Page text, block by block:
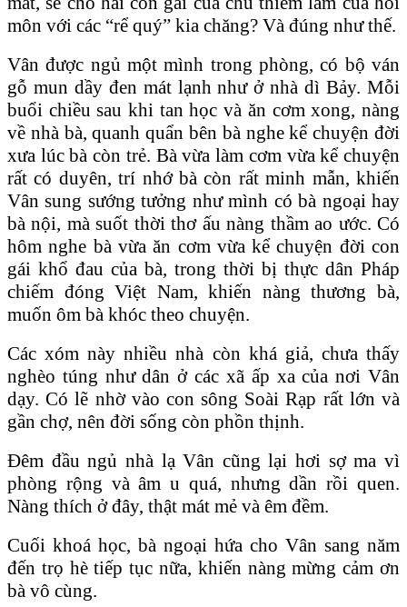
môn với các “rể quý” kia chăng? Và đúng như thế.
Vân được ngủ một mình trong phòng, có bộ ván
gỗ mun dầy đen mát lạnh như ở nhà dì Bảy. Mỗi
buổi chiều sau khi tan học và ăn cơm xong, nàng
về nhà bà, quanh quẩn bên bà nghe kể chuyện đời
xưa lúc bà còn trẻ. Bà vừa làm cơm vừa kể chuyện
rất có duyên, trí nhớ bà còn rất minh mẫn, khiến
Vân sung sướng tưởng như mình có bà ngoại hay
bà nội, mà suốt thời thơ ấu nàng thầm ao ước. Có
hôm nghe bà vừa ăn cơm vừa kể chuyện đời con
gái khổ đau của bà, trong thời bị thực dân Pháp
chiếm đóng Việt Nam, khiến nàng thương bà,
muốn ôm bà khóc theo chuyện.
Các xóm này nhiều nhà còn khá giả, chưa thấy
nghèo túng như dân ở các xã ấp xa của nơi Vân
dạy. Có lẽ nhờ vào con sông Soài Rạp rất lớn và
gần chợ, nên đời sống còn phồn thịnh.
Đêm đầu ngủ nhà lạ Vân cũng lại hơi sợ ma vì
phòng rộng và âm u quá, nhưng dần rồi quen.
Nàng thích ở đây, thật mát mẻ và êm đềm.
Cuối khoá học, bà ngoại hứa cho Vân sang năm
đến trọ hè tiếp tục nữa, khiến nàng mừng cảm ơn
bà vô cùng.